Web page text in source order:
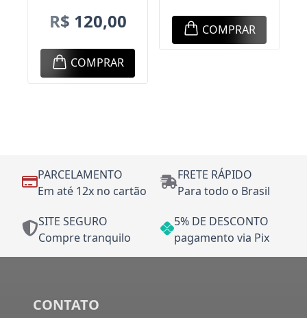
R$ 120,00
COMPRAR
COMPRAR
PARCELAMENTO
Em até 12x no cartão
FRETE RÁPIDO
Para todo o Brasil
SITE SEGURO
Compre tranquilo
5% DE DESCONTO
pagamento via Pix
CONTATO